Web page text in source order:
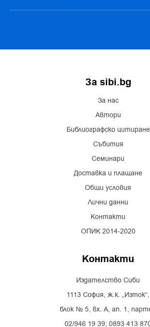
За sibi.bg
За нас
Автори
Библиографско цитиране
Събития
Семинари
Доставка и плащане
Общи условия
Лични данни
Контакти
ОПИК 2014-2020
Контакти
Издателство Сиби
1113 София, ж.к. „Изток“,
блок № 5, вх. А, ап. 1,
02/946 19 39; 0893 413